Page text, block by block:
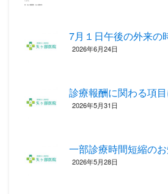
7月１日午後の外来の
2026年6月24日
診療報酬に関わる項目
2026年5月31日
一部診療時間短縮の
2026年5月28日